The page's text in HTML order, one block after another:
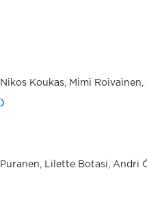
Koukas, Mimi Roivainen,
Lilette Botasi, Andri